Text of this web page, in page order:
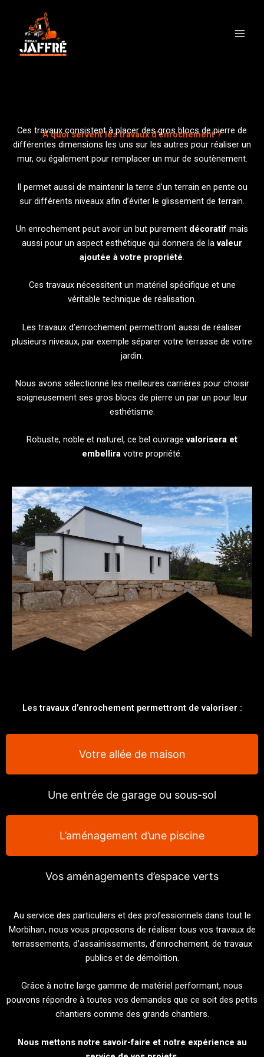
contenu
A quoi servent les travaux d’enrochement ?
Ces travaux consistent à placer des gros blocs de pierre de
différentes dimensions les uns sur les autres pour réaliser un
mur, ou également pour remplacer un mur de soutènement.
Il permet aussi de maintenir la terre d’un terrain en pente ou
sur différents niveaux afin d’éviter le glissement de terrain.
Un enrochement peut avoir un but purement décoratif mais
aussi pour un aspect esthétique qui donnera de la valeur
ajoutée à votre propriété.
Ces travaux nécessitent un matériel spécifique et une
véritable technique de réalisation.
Les travaux d’enrochement permettront aussi de réaliser
plusieurs niveaux, par exemple séparer votre terrasse de votre
jardin.
Nous avons sélectionné les meilleures carrières pour choisir
soigneusement ses gros blocs de pierre un par un pour leur
esthétisme.
Robuste, noble et naturel, ce bel ouvrage valorisera et
embellira votre propriété.
Les travaux d’enrochement permettront de valoriser :
Votre allée de maison
Une entrée de garage ou sous-sol
L’aménagement d’une piscine
Vos aménagements d’espace verts
Au service des particuliers et des professionnels dans tout le
Morbihan, nous vous proposons de réaliser tous vos travaux de
terrassements, d’assainissements, d’enrochement, de travaux
publics et de démolition.
Grâce à notre large gamme de matériel performant, nous
pouvons répondre à toutes vos demandes que ce soit des petits
chantiers comme des grands chantiers.
Nous mettons notre savoir-faire et notre expérience au